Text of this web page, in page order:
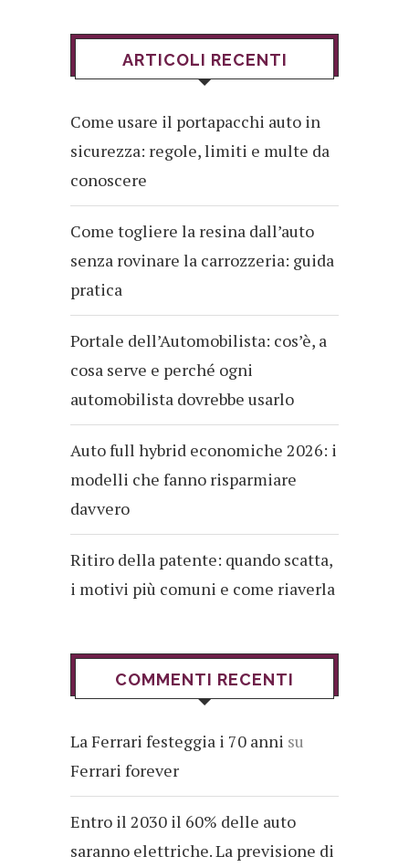
ARTICOLI RECENTI
Come usare il portapacchi auto in
sicurezza: regole, limiti e multe da
conoscere
Come togliere la resina dall’auto
senza rovinare la carrozzeria: guida
pratica
Portale dell’Automobilista: cos’è, a
cosa serve e perché ogni
automobilista dovrebbe usarlo
Auto full hybrid economiche 2026: i
modelli che fanno risparmiare
davvero
Ritiro della patente: quando scatta,
i motivi più comuni e come riaverla
COMMENTI RECENTI
La Ferrari festeggia i 70 anni su
Ferrari forever
Entro il 2030 il 60% delle auto
saranno elettriche. La previsione di